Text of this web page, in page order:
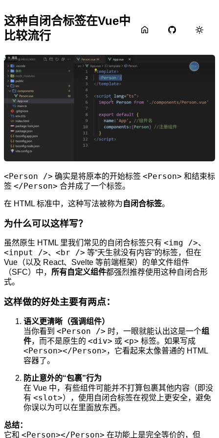
这种自闭合标签在Vue中
比较流行
<Person /> 确实是将原本的开始标签 <Person> 和结束标
签 </Person> 合并成了一个标签。
在 HTML 标准中，这种写法被称为 自闭合标签。
为什么可以这样写？
虽然原生 HTML 里我们常见的自闭合标签只有 <img />、
<input />、 <br /> 等“天生就没有内容”的标签，但在
Vue（以及 React、Svelte 等前端框架）的单文件组件
（SFC）中， 所有自定义组件都强烈推荐使用这种自闭合形
式。
这样做的好处主要有两点：
语义更清晰（强调组件）
当你看到 <Person /> 时，一眼就能认出这是一个组
件，而不是原生的 <div> 或 <p> 标签。如果写成
<Person></Person>，它看起来太像普通的 HTML
容器了。
防止意外的“包裹”行为
在 Vue 中，有些组件可能并不打算包裹其他内容（即没
有 <slot>），使用自闭合标签在视觉上更安全，避免
你误以为可以在里面放东西。
总结：
它和 <Person></Person> 在功能上是完全等价的，但